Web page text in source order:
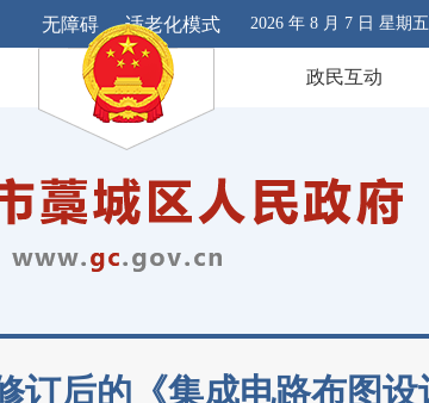
无障碍 适老化模式 2026 年 8 月 7 日 星期五
政民互动
订后的《集成电路布图设